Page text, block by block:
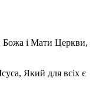
Божа і Мати Церкви,
Який для всіх є